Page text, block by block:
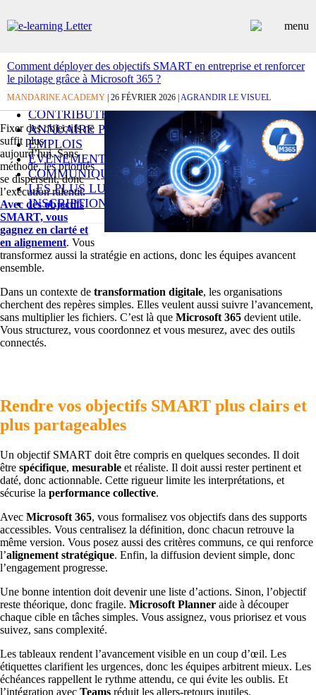
ARTICLES
DOSSIERS
CONTRIBUTEURS
ANNUAIRE PREMIUM
EMPLOIS
ÉVÉNEMENTS
COMMUNIQUÉS
LES PLUS LUS
INSCRIPTION NEWSLETTER
Comment déployer des objectifs SMART en entreprise et renforcer
le pilotage grâce à Microsoft 365 ?
MANDARINE ACADEMY | 26 FÉVRIER 2026 | AGRANDIR LE VISUEL
Fixer des objectifs ne
suffit plus
aujourd’hui. Sans
méthode, les priorités
se dispersent, donc
l’exécution ralentit.
Avec des objectifs
SMART, vous
gagnez en clarté et
en alignement. Vous
transformez aussi la stratégie en actions, donc les équipes avancent
ensemble.
Dans un contexte de transformation digitale, les organisations
cherchent des repères simples. Elles veulent aussi suivre l’avancement,
sans multiplier les fichiers. C’est là que Microsoft 365 devient utile.
Vous structurez, vous coordonnez et vous mesurez, avec des outils
connectés.
Rendre vos objectifs SMART plus clairs et
plus partageables
Un objectif SMART doit être compris en quelques secondes. Il doit
être spécifique, mesurable et réaliste. Il doit aussi rester pertinent et
daté, donc actionnable. Cette rigueur limite les interprétations, et
sécurise la performance collective.
Avec Microsoft 365, vous formalisez vos objectifs dans des supports
accessibles. Vous centralisez la définition, donc chacun retrouve la
même version. Vous posez aussi des critères communs, ce qui renforce
l’alignement stratégique. Enfin, la diffusion devient simple, donc
l’engagement progresse.
Une bonne intention doit devenir une liste d’actions. Sinon, l’objectif
reste théorique, donc fragile. Microsoft Planner aide à découper
chaque cible en tâches simples. Vous assignez, vous priorisez et vous
suivez, sans complexité.
Les tableaux rendent l’avancement visible en un coup d’œil. Les
étiquettes clarifient les urgences, donc les équipes arbitrent mieux. Les
échéances rappellent le rythme attendu, ce qui évite les oublis. Et
l’intégration avec Teams réduit les allers-retours inutiles.